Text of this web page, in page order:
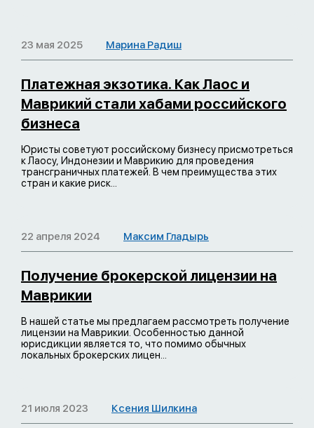
23 мая 2025 Марина Радиш
Платежная экзотика. Как Лаос и
Маврикий стали хабами российского
бизнеса
Юристы советуют российскому бизнесу присмотреться
к Лаосу, Индонезии и Маврикию для проведения
трансграничных платежей. В чем преимущества этих
стран и какие риск...
22 апреля 2024 Максим Гладырь
Получение брокерской лицензии на
Маврикии
В нашей статье мы предлагаем рассмотреть получение
лицензии на Маврикии. Особенностью данной
юрисдикции является то, что помимо обычных
локальных брокерских лицен...
21 июля 2023 Ксения Шилкина